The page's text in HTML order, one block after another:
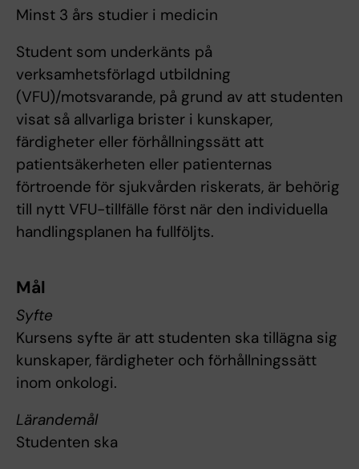
Minst 3 års studier i medicin
Student som underkänts på
verksamhetsförlagd utbildning
(VFU)/motsvarande, på grund av att studenten
visat så allvarliga brister i kunskaper,
färdigheter eller förhållningssätt att
patientsäkerheten eller patienternas
förtroende för sjukvården riskerats, är behörig
till nytt VFU-tillfälle först när den individuella
handlingsplanen ha fullföljts.
Mål
Syfte
Kursens syfte är att studenten ska tillägna sig
kunskaper, färdigheter och förhållningssätt
inom onkologi.
Lärandemål
Studenten ska